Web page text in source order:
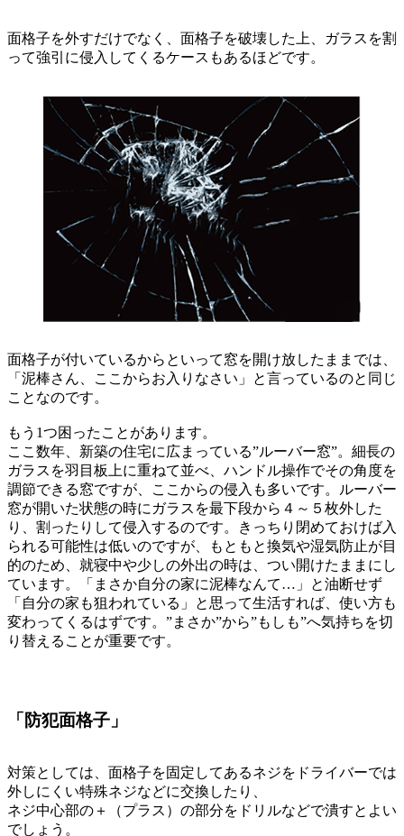
面格子を外すだけでなく、面格子を破壊した上、ガラスを割
って強引に侵入してくるケースもあるほどです。
面格子が付いているからといって窓を開け放したままでは、
「泥棒さん、ここからお入りなさい」と言っているのと同じ
ことなのです。
もう1つ困ったことがあります。
ここ数年、新築の住宅に広まっている”ルーバー窓”。細長の
ガラスを羽目板上に重ねて並べ、ハンドル操作でその角度を
調節できる窓ですが、ここからの侵入も多いです。ルーバー
窓が開いた状態の時にガラスを最下段から４～５枚外した
り、割ったりして侵入するのです。きっちり閉めておけば入
られる可能性は低いのですが、もともと換気や湿気防止が目
的のため、就寝中や少しの外出の時は、つい開けたままにし
ています。「まさか自分の家に泥棒なんて…」と油断せず
「自分の家も狙われている」と思って生活すれば、使い方も
変わってくるはずです。”まさか”から”もしも”へ気持ちを切
り替えることが重要です。
「防犯面格子」
対策としては、面格子を固定してあるネジをドライバーでは
外しにくい特殊ネジなどに交換したり、
ネジ中心部の＋（プラス）の部分をドリルなどで潰すとよい
でしょう。